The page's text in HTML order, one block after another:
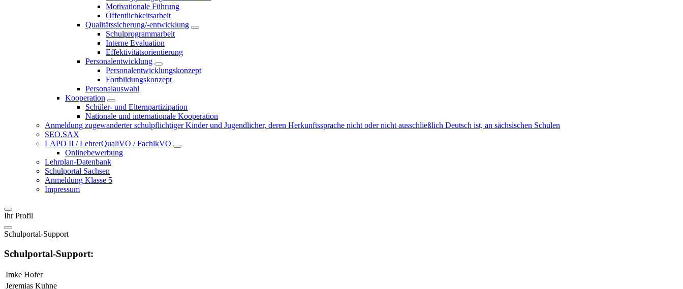
Motivationale Führung
Öffentlichkeitsarbeit
Qualitätssicherung/-entwicklung
Schulprogrammarbeit
Interne Evaluation
Effektivitätsorientierung
Personalentwicklung
Personalentwicklungskonzept
Fortbildungskonzept
Personalauswahl
Kooperation
Schüler- und Elternpartizipation
Nationale und internationale Kooperation
Anmeldung zugewanderter schulpflichtiger Kinder und Jugendlicher, deren Herkunftssprache nicht oder nicht ausschließlich Deutsch ist, an sächsischen Schulen
SEO.SAX
LAPO II / LehrerQualiVO / FachlkVO
Onlinebewerbung
Lehrplan-Datenbank
Schulportal Sachsen
Anmeldung Klasse 5
Impressum
Ihr Profil
Schulportal-Support
Schulportal-Support:
Imke Hofer
Jeremias Kuhne